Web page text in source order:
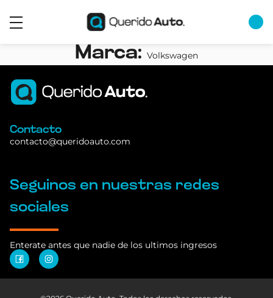
Marca: Volkswagen
Contacto
contacto@queridoauto.com
Seguinos en nuestras redes
sociales
Enterate antes que nadie de los ultimos ingresos